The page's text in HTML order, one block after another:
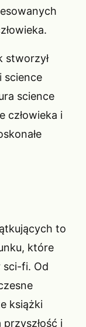
stworzył
science
science
człowieka i
to
które
sci-fi. Od
książki
i